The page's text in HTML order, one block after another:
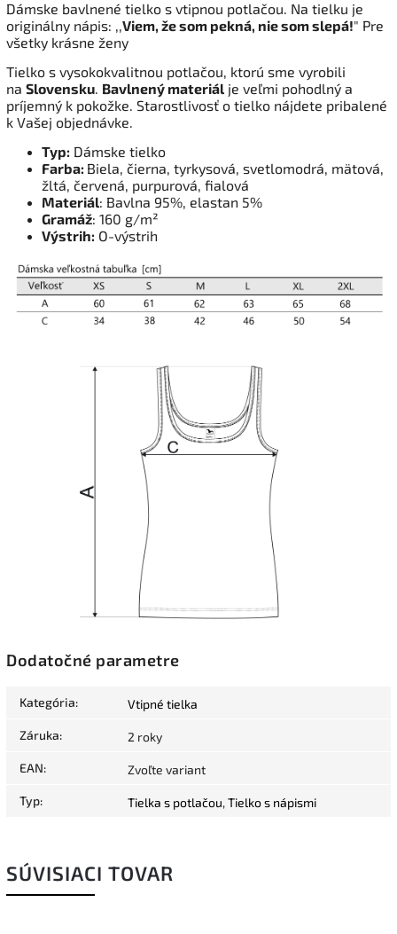
Dámske bavlnené tielko s vtipnou potlačou. Na tielku je
originálny nápis: ,,Viem, že som pekná, nie som slepá!" Pre
všetky krásne ženy
Tielko s vysokokvalitnou potlačou, ktorú sme vyrobili
na Slovensku. Bavlnený materiál je veľmi pohodlný a
príjemný k pokožke. Starostlivosť o tielko nájdete pribalené
k Vašej objednávke.
Typ: Dámske tielko
Farba: Biela, čierna, tyrkysová, svetlomodrá, mätová,
žltá, červená, purpurová, fialová
Materiál: Bavlna 95%, elastan 5%
Gramáž: 160 g/m²
Výstrih: O-výstrih
Dodatočné parametre
Kategória: Vtipné tielka
Záruka: 2 roky
EAN: Zvoľte variant
Typ: Tielka s potlačou, Tielko s nápismi
SÚVISIACI TOVAR